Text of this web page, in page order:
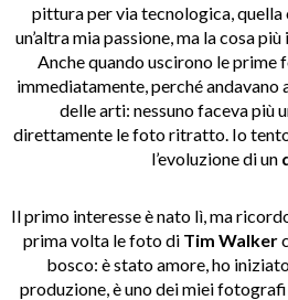
pittura per via tecnologica, quella
un’altra mia passione, ma la cosa
Anche quando uscirono le
immediatamente, perché andavano
delle arti: nessuno faceva più
direttamente le foto ritratto. Io
l’evoluzione di un
Il primo interesse è nato lì, ma
prima volta le foto di Tim Walker
bosco: è stato amore, ho
produzione, è uno dei miei